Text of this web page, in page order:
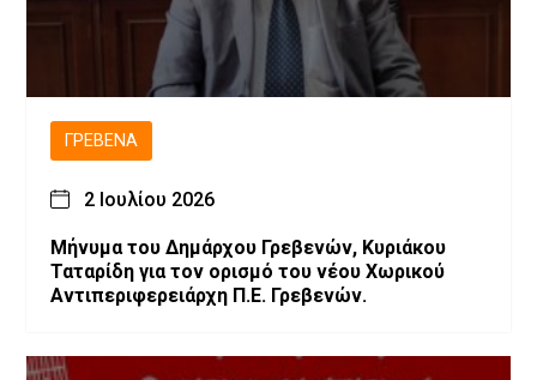
ΓΡΕΒΕΝΆ
2 Ιουλίου 2026
Μήνυμα του Δημάρχου Γρεβενών, Κυριάκου
Ταταρίδη για τον ορισμό του νέου Χωρικού
Αντιπεριφερειάρχη Π.Ε. Γρεβενών.